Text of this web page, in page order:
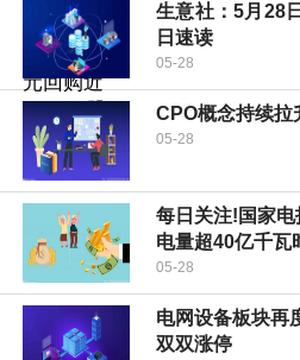
生意社：5月28
日速读
05-28
CPO概念持续拉
05-28
每日关注!国家
电量超40亿千瓦
05-28
电网设备板块再
双双涨停